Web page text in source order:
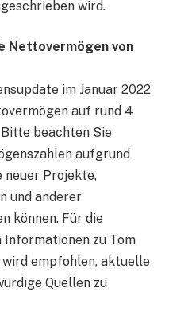
wird.
Nettovermögen von
im Januar 2022
auf rund 4
beachten Sie
aufgrund
neuer Projekte,
und anderer
können. Für die
zu Tom
empfohlen, aktuelle
Quellen zu